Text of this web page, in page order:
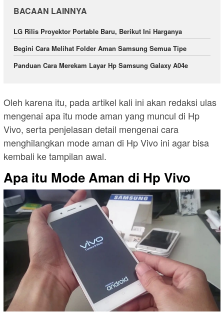
BACAAN LAINNYA
LG Rilis Proyektor Portable Baru, Berikut Ini Harganya
Begini Cara Melihat Folder Aman Samsung Semua Tipe
Panduan Cara Merekam Layar Hp Samsung Galaxy A04e
Oleh karena itu, pada artikel kali ini akan redaksi ulas
mengenai apa itu mode aman yang muncul di Hp
Vivo, serta penjelasan detail mengenai cara
menghilangkan mode aman di Hp Vivo ini agar bisa
kembali ke tampilan awal.
Apa itu Mode Aman di Hp Vivo